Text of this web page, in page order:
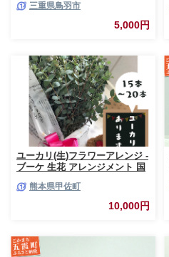
三重県鳥羽市
5,000円
ユーカリ(生)フラワーアレンジ -
ブーケ 生花 アレンジメント 国
ンテリア 虫よけ作用 人気 おす
熊本県甲佐町
10,000円